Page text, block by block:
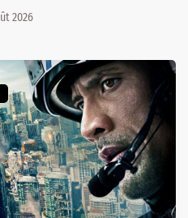
2026